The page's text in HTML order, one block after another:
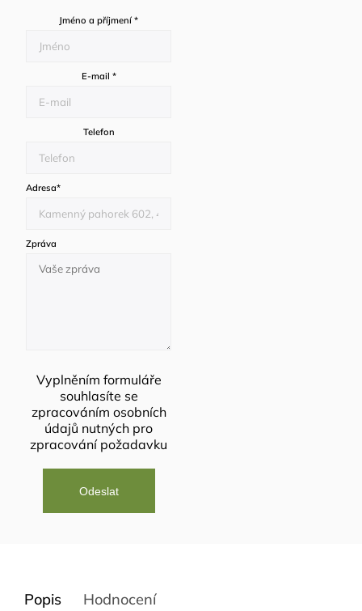
Jméno a příjmení *
E-mail *
Telefon
Adresa*
Zpráva
Vyplněním formuláře
souhlasíte se
zpracováním osobních
údajů nutných pro
zpracování požadavku
Popis Hodnocení